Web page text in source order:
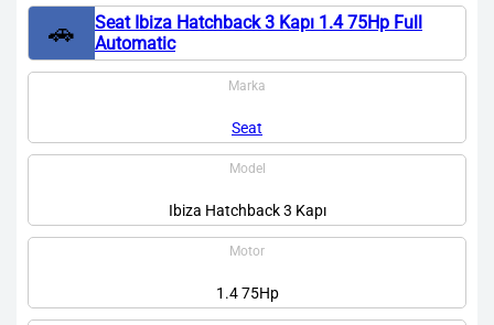
🚗
Seat Ibiza Hatchback 3 Kapı 1.4 75Hp Full
Automatic
Marka
Seat
Model
Ibiza Hatchback 3 Kapı
Motor
1.4 75Hp